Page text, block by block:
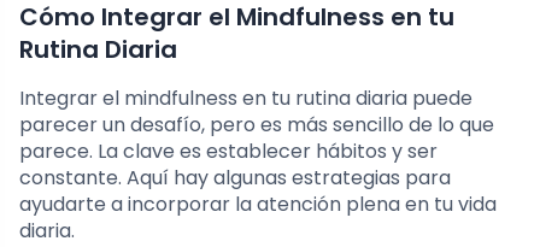
Cómo Integrar el Mindfulness en tu
Rutina Diaria
Integrar el mindfulness en tu rutina diaria puede
parecer un desafío, pero es más sencillo de lo que
parece. La clave es establecer hábitos y ser
constante. Aquí hay algunas estrategias para
ayudarte a incorporar la atención plena en tu vida
diaria.